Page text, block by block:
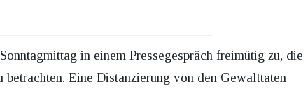
in einem Pressegespräch freimütig zu, die
Eine Distanzierung von den Gewalttaten